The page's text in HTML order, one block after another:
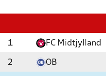
1 FC Midtjylland
2 OB